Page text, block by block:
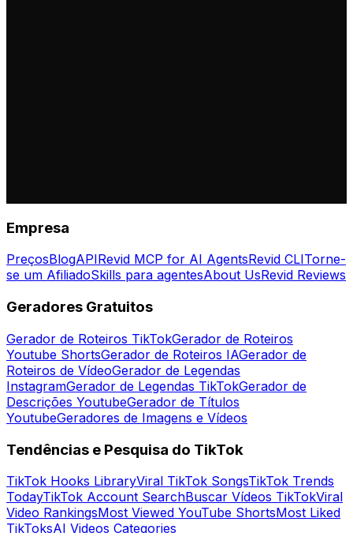
Empresa
PreçosBlogAPIRevid MCP for AI AgentsRevid CLITorne-
se um AfiliadoSkills para agentesAbout UsRevid Reviews
Geradores Gratuitos
Gerador de Roteiros TikTokGerador de Roteiros
Youtube ShortsGerador de Roteiros IAGerador de
Roteiros de VídeoGerador de Legendas
InstagramGerador de Legendas TikTokGerador de
Descrições YoutubeGerador de Títulos
YoutubeGeradores de Imagens e Vídeos
Tendências e Pesquisa do TikTok
TikTok Hooks LibraryViral TikTok SongsTikTok Trends
TodayTikTok Account SearchBuscar Vídeos TikTokViral
Video RankingsMost Viewed YouTube ShortsMost Liked
TikToksAI Videos Categories